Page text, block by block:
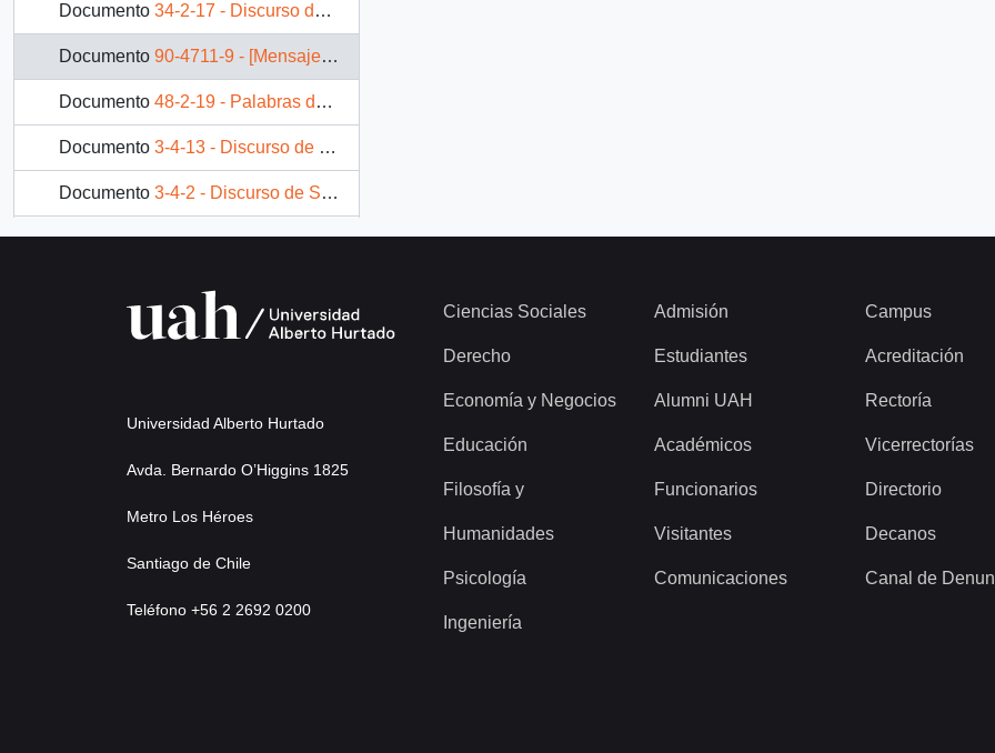
Documento 34-2-17 - Discurso de S.E. el Presidente de la República en la Reunión Cumbre Iberoamericana de Bahía
Documento 90-4711-9 - [Mensaje N° 28]
Documento 48-2-19 - Palabras de su excelencia el presidente de la República
Documento 3-4-13 - Discurso de S.E el presidente de la República, Don Patricio Aylwin Azócar, en entrega de escrituras en viviendas autoprogresivas en villas Esperanza y Orlando Letelier en Codegua
Documento 3-4-2 - Discurso de S.E, el presidente de la República, Don Patrcio Aylwin Azócar, en entrega de subsidios de reconstrucción
Documento 3-4-3 - DISCURSO DE S.E. EL PRESIDENTE DE LA REPUBLICA, D. PATRICIO AYLWIN AZOCAR, EN ACTO DE PROMULGACION "LEY DE PATENTES MINERAS"
Universidad Alberto Hurtado
Avda. Bernardo O’Higgins 1825
Metro Los Héroes
Santiago de Chile
Teléfono +56 2 2692 0200
Ciencias Sociales
Derecho
Economía y Negocios
Educación
Filosofía y
Humanidades
Psicología
Ingeniería
Admisión
Estudiantes
Alumni UAH
Académicos
Funcionarios
Visitantes
Comunicaciones
Campus
Acreditación
Rectoría
Vicerrectorías
Directorio
Decanos
Canal de